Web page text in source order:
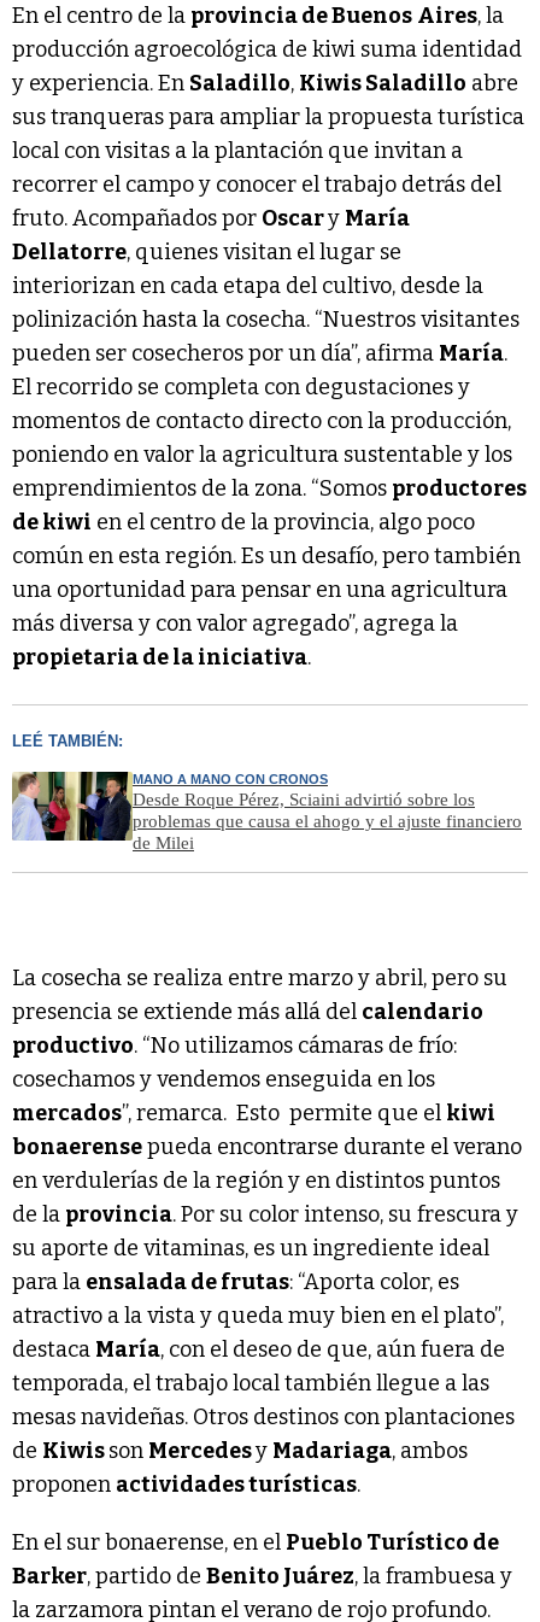
En el centro de la provincia de Buenos Aires, la
producción agroecológica de kiwi suma identidad
y experiencia. En Saladillo, Kiwis Saladillo abre
sus tranqueras para ampliar la propuesta turística
local con visitas a la plantación que invitan a
recorrer el campo y conocer el trabajo detrás del
fruto. Acompañados por Oscary María
Dellatorre, quienes visitan el lugar se
interiorizan en cada etapa del cultivo, desde la
polinización hasta la cosecha. “Nuestros visitantes
pueden ser cosecheros por un día”, afirma María.
El recorrido se completa con degustaciones y
momentos de contacto directo con la producción,
poniendo en valor la agricultura sustentable y los
emprendimientos de la zona. “Somos productores
de kiwi en el centro de la provincia, algo poco
común en esta región. Es un desafío, pero también
una oportunidad para pensar en una agricultura
más diversa y con valor agregado”, agrega la
propietaria de la iniciativa.
LEÉ TAMBIÉN:
MANO A MANO CON CRONOS
Desde Roque Pérez, Sciaini advirtió sobre los
problemas que causa el ahogo y el ajuste financiero
de Milei
La cosecha se realiza entre marzo y abril, pero su
presencia se extiende más allá del calendario
productivo. “No utilizamos cámaras de frío:
cosechamos y vendemos enseguida en los
mercados”, remarca. Esto permite que el kiwi
bonaerensepueda encontrarse durante el verano
en verdulerías de la región y en distintos puntos
de la provincia. Por su color intenso, su frescura y
su aporte de vitaminas, es un ingrediente ideal
para la ensalada de frutas: “Aporta color, es
atractivo a la vista y queda muy bien en el plato”,
destaca María, con el deseo de que, aún fuera de
temporada, el trabajo local también llegue a las
mesas navideñas. Otros destinos con plantaciones
de Kiwisson Mercedesy Madariaga, ambos
proponen actividades turísticas.
En el sur bonaerense, en el Pueblo Turístico de
Barker, partido de Benito Juárez, la frambuesa y
la zarzamora pintan el verano de rojo profundo.